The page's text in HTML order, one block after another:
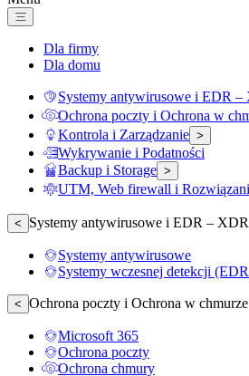
Dla firmy
Dla domu
Systemy antywirusowe i EDR –
Ochrona poczty i Ochrona w
Kontrola i Zarządzanie >
Wykrywanie i Podatności
Backup i Storage >
UTM, Web firewall i
< Systemy antywirusowe i EDR – XDR
Systemy antywirusowe
Systemy wczesnej detekcji
< Ochrona poczty i Ochrona w chmurze
Microsoft 365
Ochrona poczty
Ochrona chmury